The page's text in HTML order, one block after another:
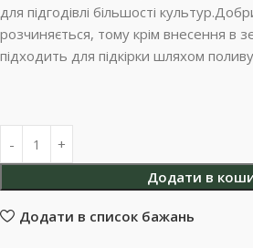
для підгодівлі більшості
розчиняється, тому крім внесення в
підходить для підкірки шляхом
Додати в
Додати в список бажань